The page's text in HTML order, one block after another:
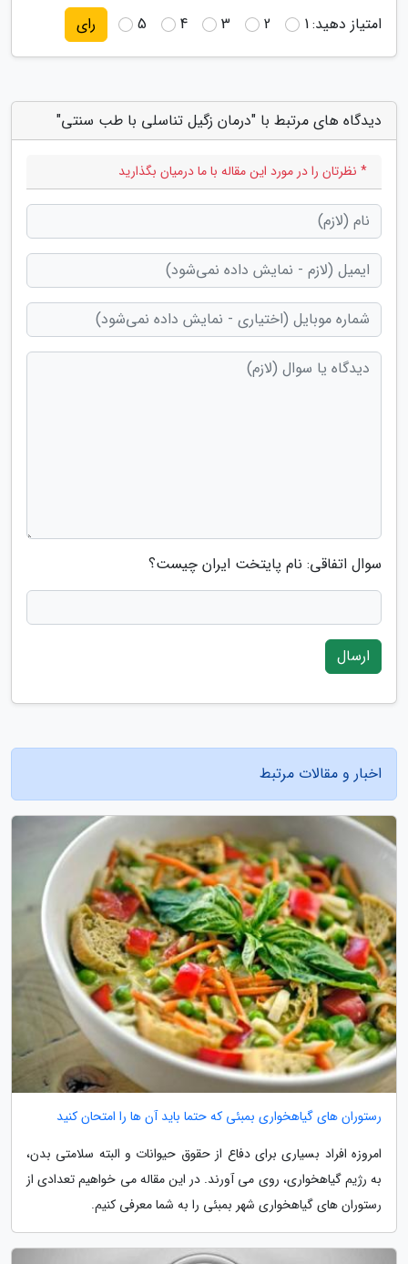
امتیاز دهید:1
2
3
4
5 رای
دیدگاه های مرتبط با "درمان زگیل تناسلی با طب سنتی"
* نظرتان را در مورد این مقاله با ما درمیان بگذارید
سوال اتفاقی: نام پایتخت ایران چیست؟
ارسال
اخبار و مقالات مرتبط
رستوران های گیاهخواری بمبئی که حتما باید آن ها را امتحان کنید
امروزه افراد بسیاری برای دفاع از حقوق حیوانات و البته سلامتی بدن،
به رژیم گیاهخواری، روی می آورند. در این مقاله می خواهیم تعدادی از
رستوران های گیاهخواری شهر بمبئی را به شما معرفی کنیم.